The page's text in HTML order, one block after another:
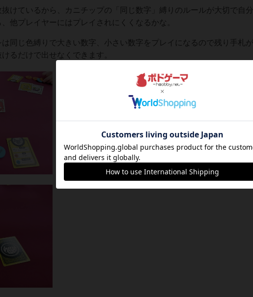
抜けているから、カニチップの「同じ数字」縛りのルールが大切で自分
他プレイヤーにはプレイされにくくなるかな。
同じ色縛りで大きい数字、小さい数字をプレイになるので残り手札が
るだけで出せなくできます。